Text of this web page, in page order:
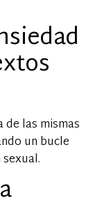
de las mismas
un bucle